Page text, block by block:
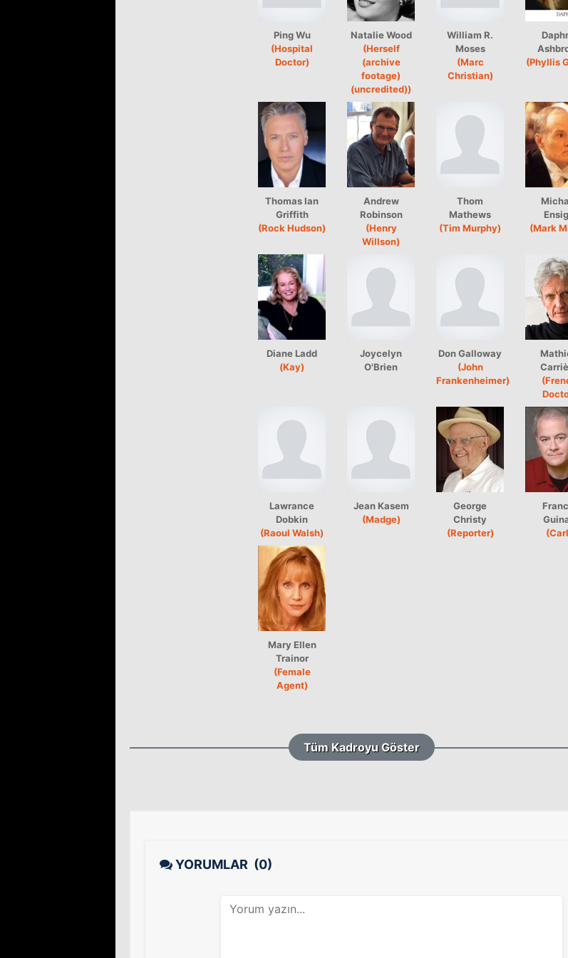
Ping Wu
(Hospital
Doctor)
Natalie Wood
(Herself
(archive
footage)
(uncredited))
William R.
Moses
(Marc
Christian)
(Phyllis
Thomas Ian
Griffith
(Rock Hudson)
Andrew
Robinson
(Henry
Willson)
Thom
Mathews
(Tim Murphy)
(Mark
Diane Ladd
(Kay)
Joycelyn
O'Brien
Don Galloway
(John
Frankenheimer)
Lawrance
Dobkin
(Raoul Walsh)
Jean Kasem
(Madge)
George
Christy
(Reporter)
Mary Ellen
Trainor
(Female
Agent)
Tüm Kadroyu Göster
YORUMLAR (0)